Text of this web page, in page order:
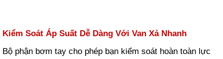
Kiểm Soát Áp Suất Dễ Dàng Với Van Xả Nhanh
Bộ phận bơm tay cho phép bạn kiểm soát hoàn toàn lực